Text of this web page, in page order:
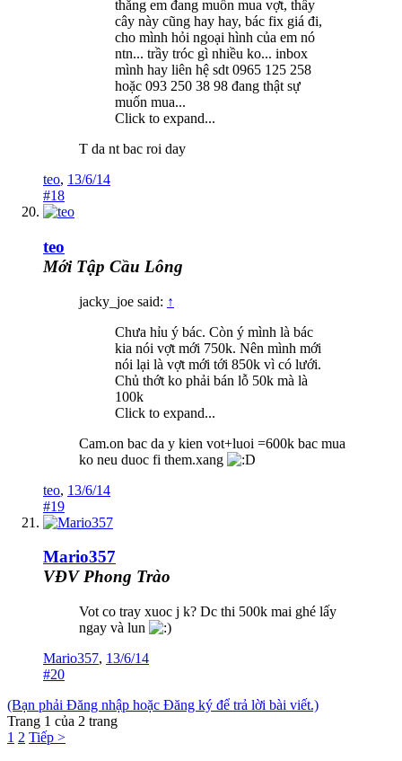
thằng em đang muốn mua vợt, thấy
cây này cũng hay hay, bác fix giá đi,
cho mình hỏi ngoại hình của em nó
ntn... trầy tróc gì nhiều ko... inbox
mình hay liên hệ sdt 0965 125 258
hoặc 093 250 38 98 đang thật sự
muốn mua...
Click to expand...
T da nt bac roi day
teo, 13/6/14
#18
teo
Mới Tập Cầu Lông
jacky_joe said: ↑
Chưa hỉu ý bác. Còn ý mình là bác
kia nói vợt mới 750k. Nên mình mới
nói lại là vợt mới tới 850k vì có lưới.
Chủ thớt ko phải bán lỗ 50k mà là
100k
Click to expand...
Cam.on bac da y kien vot+luoi =600k bac mua
ko neu duoc fi them.xang
teo, 13/6/14
#19
Mario357
VĐV Phong Trào
Vot co tray xuoc j k? Dc thi 500k mai ghé lấy
ngay và lun
Mario357, 13/6/14
#20
(Bạn phải Đăng nhập hoặc Đăng ký để trả lời bài viết.)
Trang 1 của 2 trang
1 2 Tiếp >